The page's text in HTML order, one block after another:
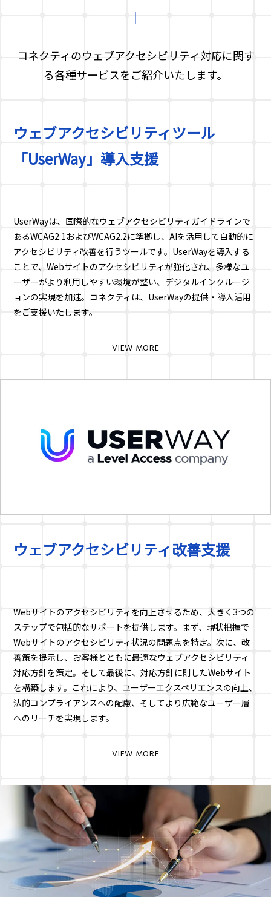
コネクティのウェブアクセシビリティ対応に関す
る各種サービスをご紹介いたします。
ウェブアクセシビリティツール
「UserWay」導入支援
UserWayは、国際的なウェブアクセシビリティガイドラインで
あるWCAG2.1およびWCAG2.2に準拠し、AIを活用して自動的に
アクセシビリティ改善を行うツールです。UserWayを導入する
ことで、Webサイトのアクセシビリティが強化され、多様なユ
ーザーがより利用しやすい環境が整い、デジタルインクルージ
ョンの実現を加速。コネクティは、UserWayの提供・導入活用
をご支援いたします。
VIEW MORE
ウェブアクセシビリティ改善支援
Webサイトのアクセシビリティを向上させるため、大きく3つの
ステップで包括的なサポートを提供します。まず、現状把握で
Webサイトのアクセシビリティ状況の問題点を特定。次に、改
善策を提示し、お客様とともに最適なウェブアクセシビリティ
対応方針を策定。そして最後に、対応方針に則したWebサイト
を構築します。これにより、ユーザーエクスペリエンスの向上、
法的コンプライアンスへの配慮、そしてより広範なユーザー層
へのリーチを実現します。
VIEW MORE